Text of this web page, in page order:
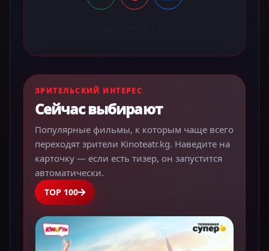
ЗРИТЕЛЬСКИЙ ИНТЕРЕС
Сейчас выбирают
Популярные фильмы, к которым чаще всего
переходят зрители Kinoteatr.kg. Наведите на
карточку — если есть тизер, он запустится
автоматически.
TOP 100